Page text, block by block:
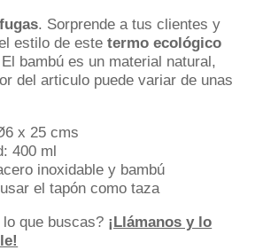
. Sorprende a tus clientes y
estilo de estetermo ecológico
bambú es un material natural,
del articulo puede variar de unas
x 25 cms
400 ml
inoxidable y bambú
el tapón como taza
que buscas? ¡Llámanos y lo